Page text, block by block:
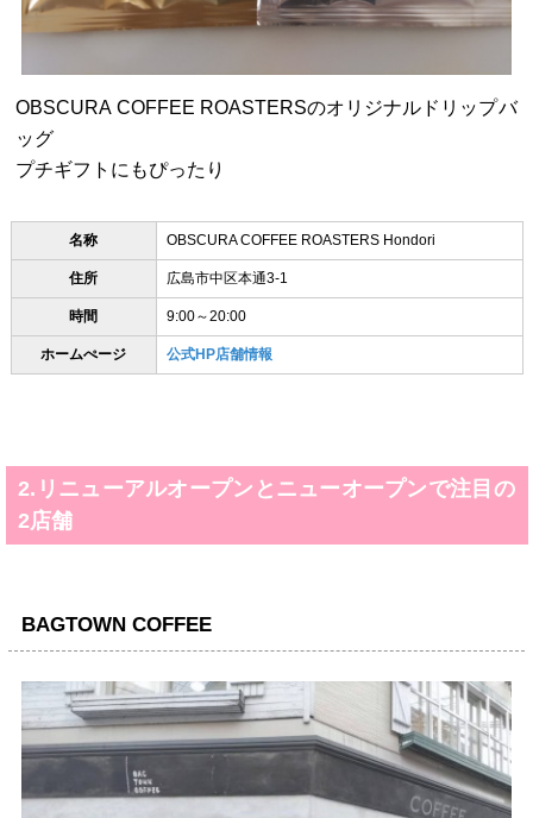
OBSCURA COFFEE ROASTERSのオリジナルドリップバ
ッグ
プチギフトにもぴったり
名称 OBSCURA COFFEE ROASTERS Hondori
住所 広島市中区本通3-1
時間 9:00～20:00
ホームぺージ 公式HP店舗情報
2.リニューアルオープンとニューオープンで注目の
2店舗
BAGTOWN COFFEE